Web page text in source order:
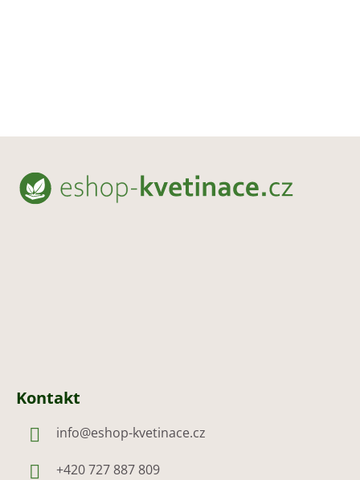
Z
Kontakt
info@eshop-kvetinace.cz
+420 727 887 809